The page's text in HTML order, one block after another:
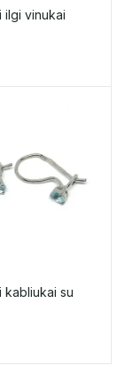
ilgi vinukai
kabliukai su